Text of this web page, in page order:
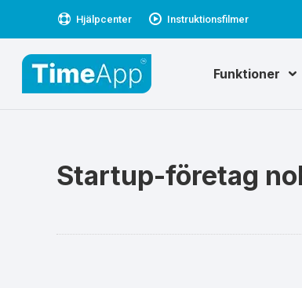
Hjälpcenter Instruktionsfilmer
Funktioner
Startup-företag